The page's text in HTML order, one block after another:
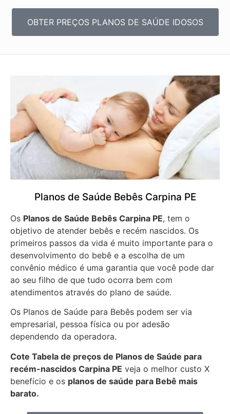
OBTER PREÇOS PLANOS DE SAÚDE IDOSOS
Planos de Saúde Bebês Carpina PE
Os Planos de Saúde Bebês Carpina PE, tem o
objetivo de atender bebês e recém nascidos. Os
primeiros passos da vida é muito importante para o
desenvolvimento do bebê e a escolha de um
convênio médico é uma garantia que você pode dar
ao seu filho de que tudo ocorra bem com
atendimentos através do plano de saúde.
Os Planos de Saúde para Bebês podem ser via
empresarial, pessoa física ou por adesão
dependendo da operadora.
Cote Tabela de preços de Planos de Saúde para
recém-nascidos Carpina PE veja o melhor custo X
benefício e os planos de saúde para Bebê mais
barato.